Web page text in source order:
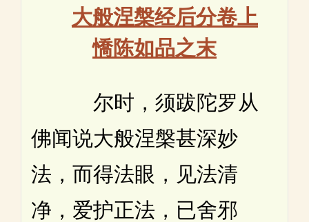
大般涅槃经后分卷上
憍陈如品之末
尔时，须跋陀罗从
佛闻说大般涅槃甚深妙
法，而得法眼，见法清
净，爱护正法，已舍邪